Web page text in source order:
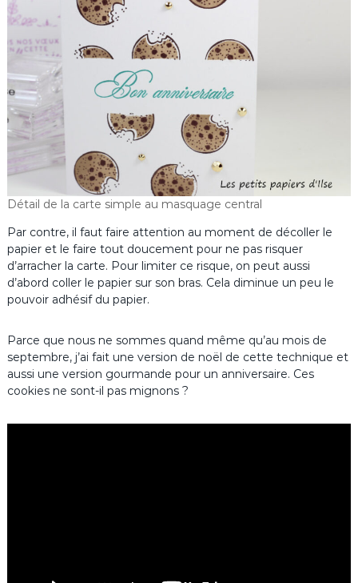
Détail de la carte simple au masquage central
Par contre, il faut faire attention au moment de décoller le
papier et le faire tout doucement pour ne pas risquer
d’arracher la carte. Pour limiter ce risque, on peut aussi
d’abord coller le papier sur son bras. Cela diminue un peu le
pouvoir adhésif du papier.
Parce que nous ne sommes quand même qu’au mois de
septembre, j’ai fait une version de noël de cette technique et
aussi une version gourmande pour un anniversaire. Ces
cookies ne sont-il pas mignons ?